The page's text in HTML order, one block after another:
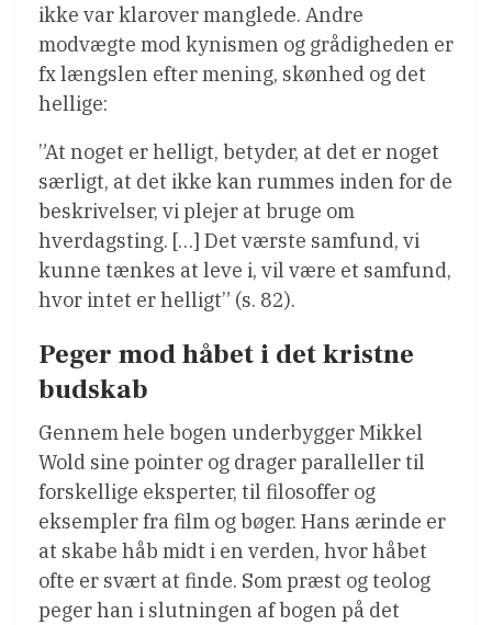
ikke var klarover manglede. Andre
modvægte mod kynismen og grådigheden er
fx længslen efter mening, skønhed og det
hellige:
”At noget er helligt, betyder, at det er noget
særligt, at det ikke kan rummes inden for de
beskrivelser, vi plejer at bruge om
hverdagsting. […] Det værste samfund, vi
kunne tænkes at leve i, vil være et samfund,
hvor intet er helligt” (s. 82).
Peger mod håbet i det kristne
budskab
Gennem hele bogen underbygger Mikkel
Wold sine pointer og drager paralleller til
forskellige eksperter, til filosoffer og
eksempler fra film og bøger. Hans ærinde er
at skabe håb midt i en verden, hvor håbet
ofte er svært at finde. Som præst og teolog
peger han i slutningen af bogen på det